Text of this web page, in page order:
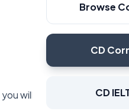
Browse
CD
CD
will be able to design: